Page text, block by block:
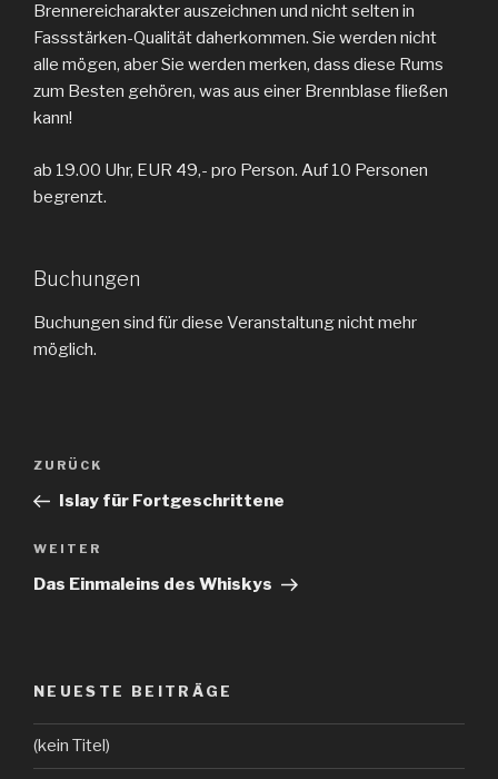
Brennereicharakter auszeichnen und nicht selten in
Fassstärken-Qualität daherkommen. Sie werden nicht
alle mögen, aber Sie werden merken, dass diese Rums
zum Besten gehören, was aus einer Brennblase fließen
kann!
ab 19.00 Uhr, EUR 49,- pro Person. Auf 10 Personen
begrenzt.
Buchungen
Buchungen sind für diese Veranstaltung nicht mehr
möglich.
Beitragsnavigation
Vorheriger
Beitrag
ZURÜCK
Islay für Fortgeschrittene
Nächster
Beitrag
WEITER
Das Einmaleins des Whiskys
NEUESTE BEITRÄGE
(kein Titel)